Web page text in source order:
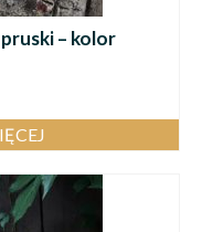
– kolor